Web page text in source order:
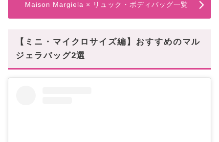
Maison Margiela × リュック・ボディバッグ一覧
【ミニ・マイクロサイズ編】おすすめのマル
ジェラバッグ2選